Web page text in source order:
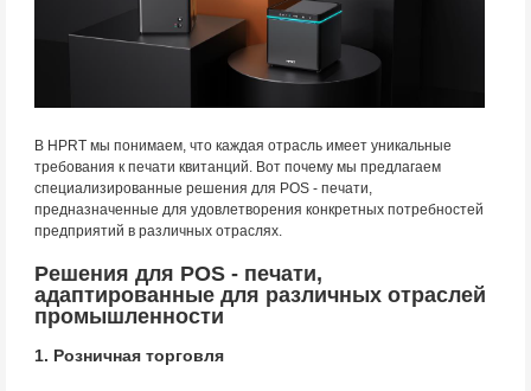
В HPRT мы понимаем, что каждая отрасль имеет уникальные
требования к печати квитанций. Вот почему мы предлагаем
специализированные решения для POS - печати,
предназначенные для удовлетворения конкретных потребностей
предприятий в различных отраслях.
Решения для POS - печати,
адаптированные для различных отраслей
промышленности
1. Розничная торговля